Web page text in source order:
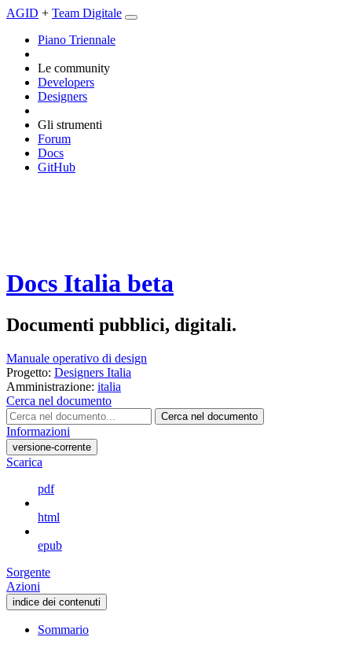
AGID + Team Digitale
Piano Triennale
Le community
Developers
Designers
Gli strumenti
Forum
Docs
GitHub
Docs Italia beta
Documenti pubblici, digitali.
Manuale operativo di design
Progetto: Designers Italia
Amministrazione: italia
Cerca nel documento
Cerca nel documento
Informazioni
versione-corrente
Scarica
pdf
html
epub
Sorgente
Azioni
indice dei contenuti
Sommario